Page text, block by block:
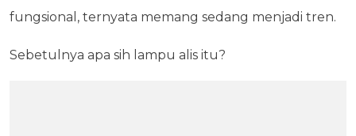
fungsional, ternyata memang sedang menjadi tren.
Sebetulnya apa sih lampu alis itu?